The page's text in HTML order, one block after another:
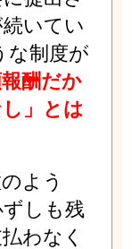
いてい
な制度が
報酬だか
」とは
よう
しも残
わなく